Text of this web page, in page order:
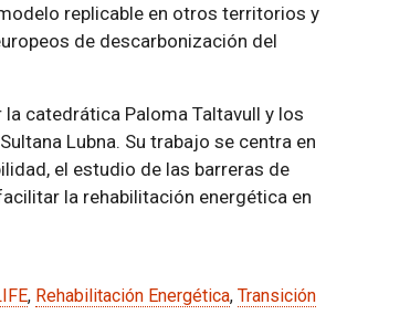
replicable en otros territorios y
de descarbonización del
catedrática Paloma Taltavull y los
Lubna. Su trabajo se centra en
el estudio de las barreras de
la rehabilitación energética en
, Rehabilitación Energética, Transición